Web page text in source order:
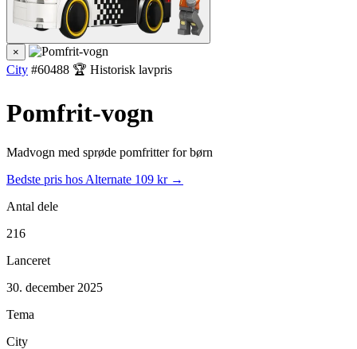
×
City #60488 🏆 Historisk lavpris
Pomfrit-vogn
Madvogn med sprøde pomfritter for børn
Bedste pris hos Alternate 109 kr →
Antal dele
216
Lanceret
30. december 2025
Tema
City